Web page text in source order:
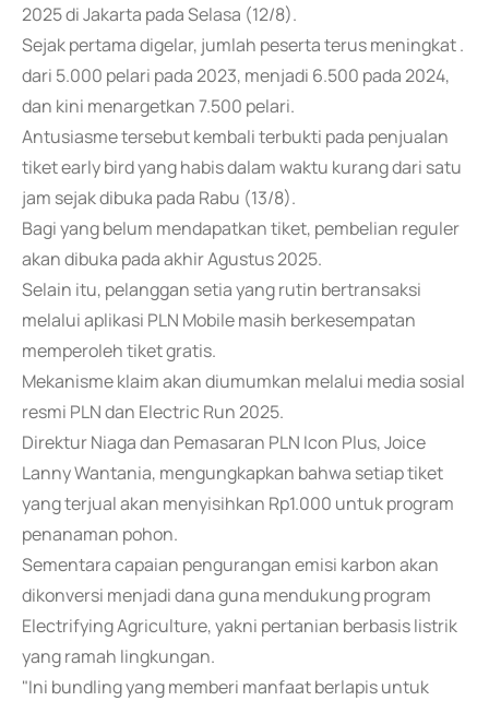
2025 di Jakarta pada Selasa (12/8).
Sejak pertama digelar, jumlah peserta terus meningkat .
dari 5.000 pelari pada 2023, menjadi 6.500 pada 2024,
dan kini menargetkan 7.500 pelari.
Antusiasme tersebut kembali terbukti pada penjualan
tiket early bird yang habis dalam waktu kurang dari satu
jam sejak dibuka pada Rabu (13/8).
Bagi yang belum mendapatkan tiket, pembelian reguler
akan dibuka pada akhir Agustus 2025.
Selain itu, pelanggan setia yang rutin bertransaksi
melalui aplikasi PLN Mobile masih berkesempatan
memperoleh tiket gratis.
Mekanisme klaim akan diumumkan melalui media sosial
resmi PLN dan Electric Run 2025.
Direktur Niaga dan Pemasaran PLN Icon Plus, Joice
Lanny Wantania, mengungkapkan bahwa setiap tiket
yang terjual akan menyisihkan Rp1.000 untuk program
penanaman pohon.
Sementara capaian pengurangan emisi karbon akan
dikonversi menjadi dana guna mendukung program
Electrifying Agriculture, yakni pertanian berbasis listrik
yang ramah lingkungan.
"Ini bundling yang memberi manfaat berlapis untuk